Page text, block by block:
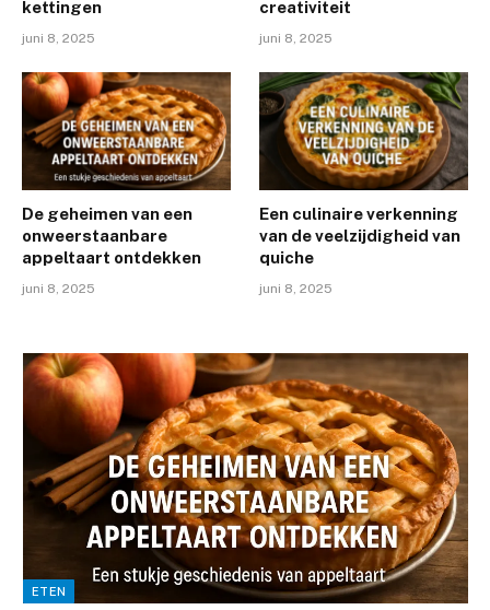
kettingen
juni 8, 2025
creativiteit
juni 8, 2025
De geheimen van een
onweerstaanbare
appeltaart ontdekken
juni 8, 2025
Een culinaire verkenning
van de veelzijdigheid van
quiche
juni 8, 2025
ETEN